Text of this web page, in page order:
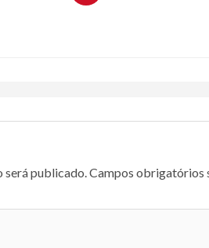
será publicado. Campos obrigatórios